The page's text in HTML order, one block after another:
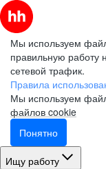
Мы используем
правильную работу
сетевой трафик.
Правила
Мы используем
файлов cookie
Понятно
Ищу работу